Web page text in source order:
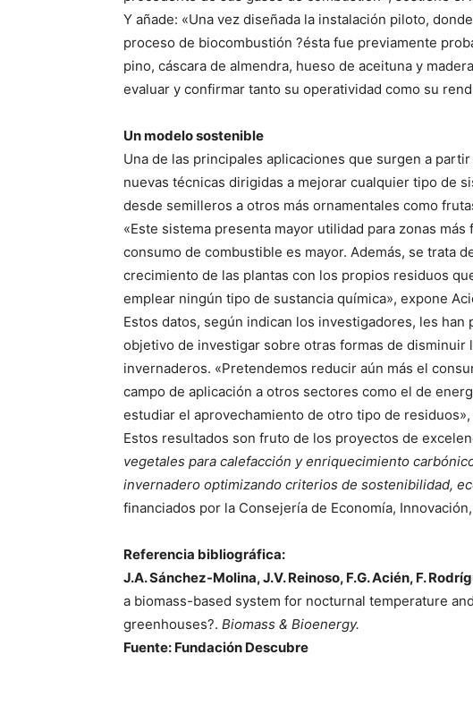
Y añade: «Una vez diseñada la instalación piloto,
proceso de biocombustión ?ésta fue previamente
pino, cáscara de almendra, hueso de aceituna y
evaluar y confirmar tanto su operatividad como su
Un modelo sostenible
Una de las principales aplicaciones que surgen a
nuevas técnicas dirigidas a mejorar cualquier tipo de
desde semilleros a otros más ornamentales como
«Este sistema presenta mayor utilidad para zonas
consumo de combustible es mayor. Además, se trata
crecimiento de las plantas con los propios residuos
emplear ningún tipo de sustancia química», expone
Estos datos, según indican los investigadores, les
objetivo de investigar sobre otras formas de
invernaderos. «Pretendemos reducir aún más el
campo de aplicación a otros sectores como el de
estudiar el aprovechamiento de otro tipo de residuos»,
Estos resultados son fruto de los proyectos de
vegetales para calefacción y enriquecimiento
invernadero optimizando criterios de sostenibilidad,
financiados por la Consejería de Economía,
Referencia bibliográfica:
J.A. Sánchez-Molina, J.V. Reinoso, F.G. Acién, F.
a biomass-based system for nocturnal temperature
greenhouses?. Biomass & Bioenergy.
Fuente: Fundación Descubre